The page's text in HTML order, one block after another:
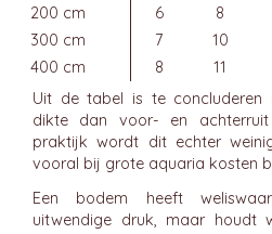
200 cm
6 8
300 cm
7 10
400 cm
8 11
Uit de tabel is te concluderen
dikte dan voor- en
praktijk wordt dit echter
vooral bij grote aquaria kosten
Een bodem heeft
uitwendige druk, maar houdt